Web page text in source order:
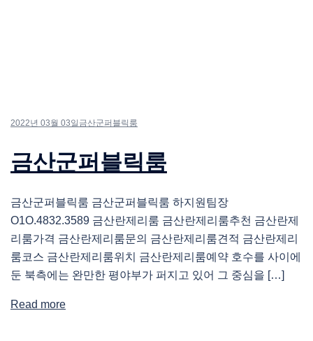
2022년 03월 03일 금산군퍼블릭룸
금산군퍼블릭룸
금산군퍼블릭룸 금산군퍼블릭룸 하지원팀장
O1O.4832.3589 금산란제리룸 금산란제리룸추천 금산란제
리룸가격 금산란제리룸문의 금산란제리룸견적 금산란제리
룸코스 금산란제리룸위치 금산란제리룸예약 호수를 사이에
둔 북측에는 완만한 평야부가 퍼지고 있어 그 중심을 […]
Read more